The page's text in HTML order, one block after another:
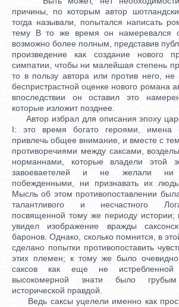
причины, по которым автор
тогда называли, попытался написать
тему В то же время он намеревался
возможно более полным, представив
произведение как создание нового
симпатии, чтобы ни малейшая степень
то в пользу автора или против него, не
беспристрастной оценке нового романа
впоследствии он оставил это
которые изложит позднее.
Автор избрал для описания эпоху
I: это время богато героями, имена
привлечь общее внимание, и вместе с
противоречиями между саксами,
норманнами, которые владели этой
завоеваетелей и не желали ни
побежденными, ни признавать их
Мысль об этом противопоставлении
талантливого и несчастного
посвященной тому же периоду истории;
увидел изображение вражды
баронов. Однако, сколько помнится, в
сделано попытки противопоставить
этих племен; к тому же было
саксов как еще не истребленной
высокомерной знати было
исторической правдой.
Ведь саксы уцелели именно как